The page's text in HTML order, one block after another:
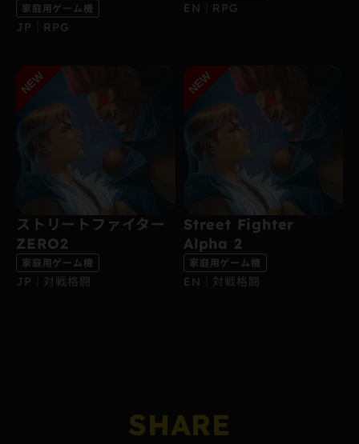
家庭用ゲーム機
JP｜RPG
EN｜RPG
ストリートファイター
ZERO2
家庭用ゲーム機
JP｜対戦格闘
Street Fighter
Alpha 2
家庭用ゲーム機
EN｜対戦格闘
SHARE